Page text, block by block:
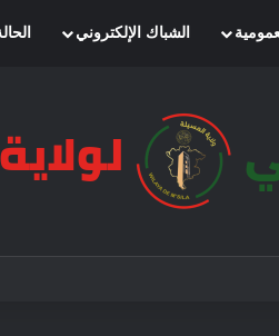
الشباك الإلكتروني